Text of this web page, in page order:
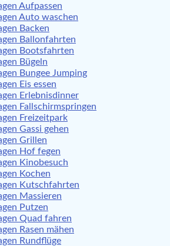
Aufpassen
Auto waschen
Backen
Ballonfahrten
Bootsfahrten
Bügeln
Bungee Jumping
Eis essen
Erlebnisdinner
Fallschirmspringen
Freizeitpark
Gassi gehen
Grillen
Hof fegen
Kinobesuch
Kochen
Kutschfahrten
Massieren
Putzen
Quad fahren
Rasen mähen
Rundflüge